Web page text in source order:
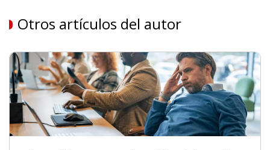
Otros artículos del autor